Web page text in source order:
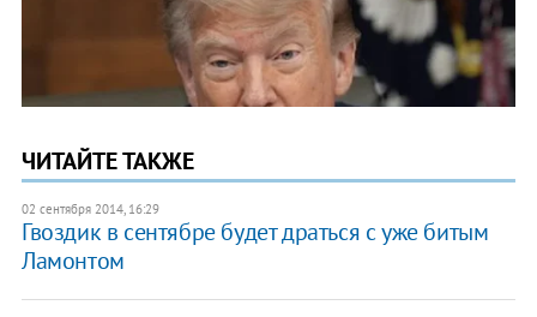
ЧИТАЙТЕ ТАКЖЕ
02 сентября 2014, 16:29
Гвоздик в сентябре будет драться с уже битым
Ламонтом